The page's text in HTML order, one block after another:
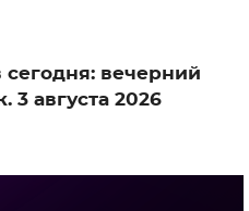
сегодня: вечерний
3 августа 2026